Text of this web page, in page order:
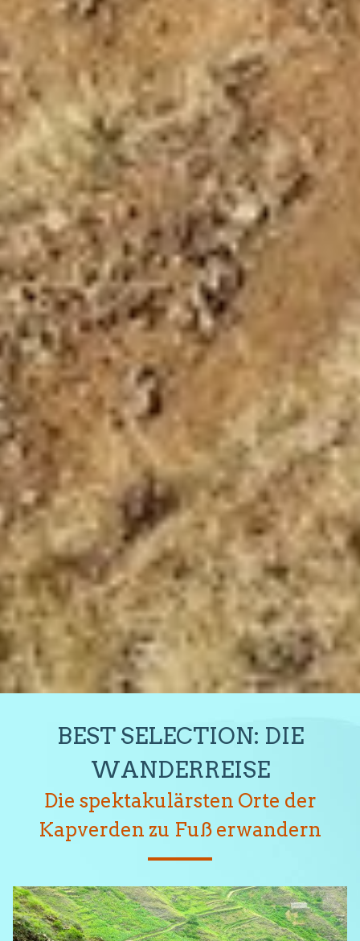
BEST SELECTION: DIE
WANDERREISE
Die spektakulärsten Orte der
Kapverden zu Fuß erwandern